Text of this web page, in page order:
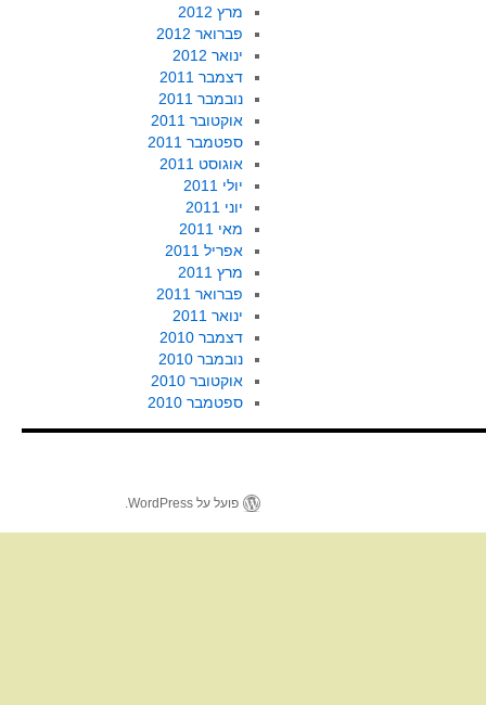
מרץ 2012
פברואר 2012
ינואר 2012
דצמבר 2011
נובמבר 2011
אוקטובר 2011
ספטמבר 2011
אוגוסט 2011
יולי 2011
יוני 2011
מאי 2011
אפריל 2011
מרץ 2011
פברואר 2011
ינואר 2011
דצמבר 2010
נובמבר 2010
אוקטובר 2010
ספטמבר 2010
פועל על WordPress.